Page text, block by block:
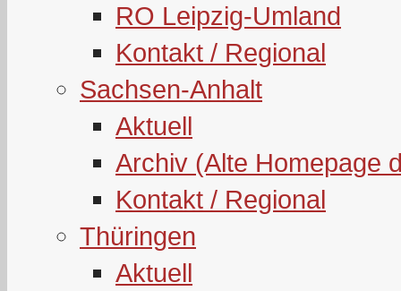
RO Leipzig-Umland
Kontakt / Regional
Sachsen-Anhalt
Aktuell
Archiv (Alte Homepage
Kontakt / Regional
Thüringen
Aktuell